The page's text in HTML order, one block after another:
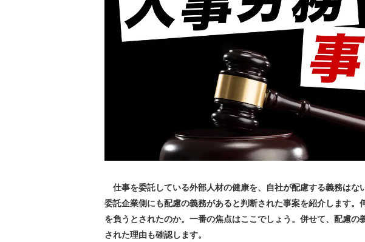
仕事を委託している外部人材の健康を、自社が配慮する義務は
委託企業側にも配慮の義務があると判断された事案を紹介します。
を負うとされたのか。一番の焦点はここでしょう。併せて、配慮の
された理由も確認します。